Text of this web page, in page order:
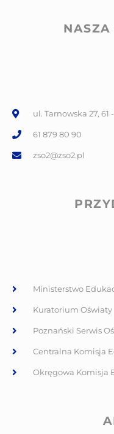
ul. Tarnowska 27, 61
61 879 80 90
zso2@zso2.pl
Ministerstwo
Kuratorium Oświaty
Poznański Serwis
Centralna Komisja
Okręgowa Komisja